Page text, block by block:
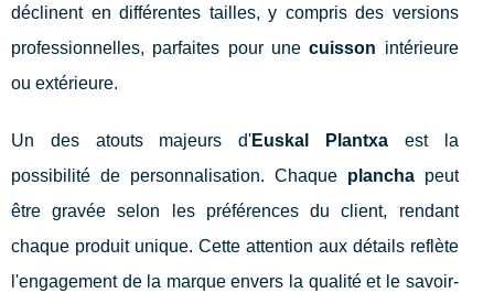
déclinent en différentes tailles, y compris des versions
professionnelles, parfaites pour unecuisson intérieure
ou extérieure.
Un des atouts majeurs d'Euskal Plantxa est la
possibilité de personnalisation. Chaque planchapeut
être gravée selon les préférences du client, rendant
chaque produit unique. Cette attention aux détails reflète
l'engagement de la marque envers la qualité et le savoir-